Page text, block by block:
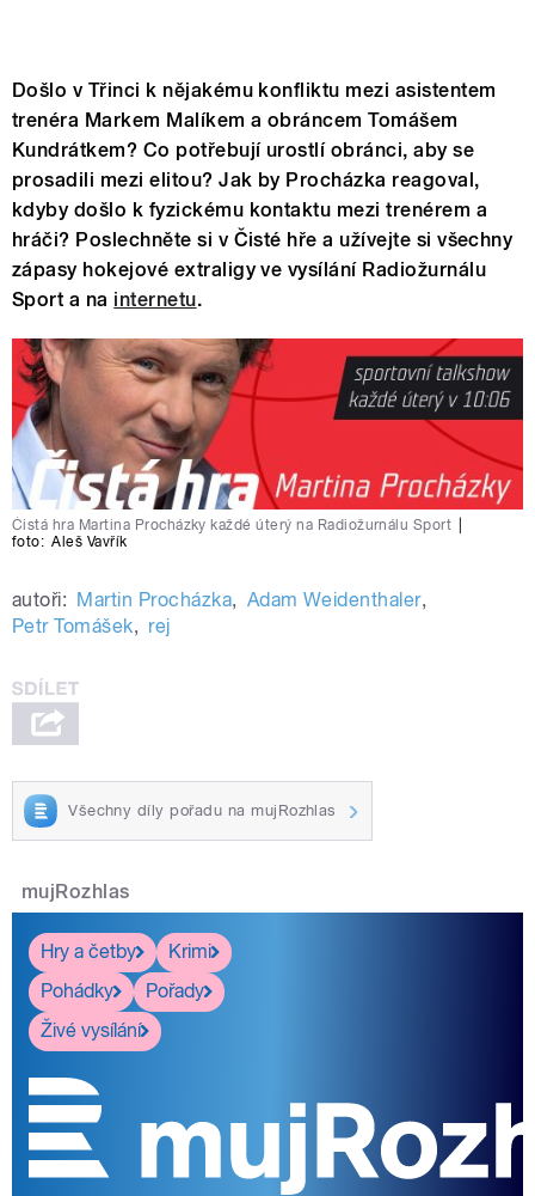
Došlo v Třinci k nějakému konfliktu mezi asistentem
trenéra Markem Malíkem a obráncem Tomášem
Kundrátkem? Co potřebují urostlí obránci, aby se
prosadili mezi elitou? Jak by Procházka reagoval,
kdyby došlo k fyzickému kontaktu mezi trenérem a
hráči? Poslechněte si v Čisté hře a užívejte si všechny
zápasy hokejové extraligy ve vysílání Radiožurnálu
Sport a na internetu.
Čistá hra Martina Procházky každé úterý na Radiožurnálu Sport
foto: Aleš Vavřík
autoři: Martin Procházka, Adam Weidenthaler,
Petr Tomášek, rej
Všechny díly pořadu na mujRozhlas
mujRozhlas
Hry a četby
Krimi
Pohádky
Pořady
Živé vysílání